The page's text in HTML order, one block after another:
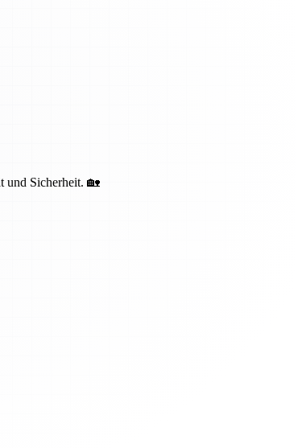
und Sicherheit. 🏡